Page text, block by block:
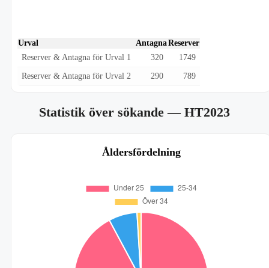
Urval AntagnaReserver
Reserver & Antagna för Urval 1
320 1749
Reserver & Antagna för Urval 2 290 789
Statistik över sökande— HT2023
Åldersfördelning